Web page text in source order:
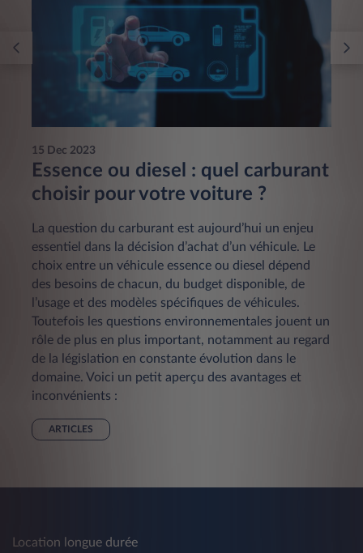
15 Dec 2023
Essence ou diesel : quel carburant
choisir pour votre voiture ?
La question du carburant est aujourd’hui un enjeu
essentiel dans la décision d’achat d’un véhicule. Le
choix entre un véhicule essence ou diesel dépend
des besoins de chacun, du budget disponible, de
l’usage et des modèles spécifiques de véhicules.
Toutefois les questions environnementales jouent un
rôle de plus en plus important, notamment au regard
de la législation en constante évolution dans le
domaine. Voici un petit aperçu des avantages et
inconvénients :
ARTICLES
Location longue durée